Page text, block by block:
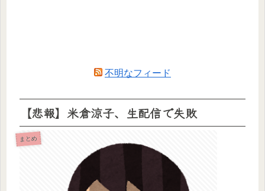
不明なフィード
【悲報】米倉涼子、生配信で失敗
まとめ